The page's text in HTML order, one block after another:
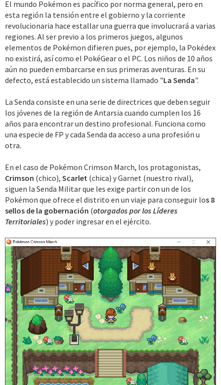
El mundo Pokémon es pacífico por norma general, pero en
esta región la tensión entre el gobierno y la corriente
revolucionaria hace estallar una guerra que involucrará a varias
regiones. Al ser previo a los primeros juegos, algunos
elementos de Pokémon difieren pues, por ejemplo, la Pokédex
no existirá, así como el PokéGear o el PC. Los niños de 10 años
aún no pueden embarcarse en sus primeras aventuras. En su
defecto, está establecido un sistema llamado "La Senda".
La Senda consiste en una serie de directrices que deben seguir
los jóvenes de la región de Antarsia cuando cumplen los 16
años para encontrar un destino profesional. Funciona como
una especie de FP y cada Senda da acceso a una profesión u
otra.
En el caso de Pokémon Crimson March, los protagonistas,
Crimson (chico), Scarlet (chica) y Garnet (nuestro rival),
siguen la Senda Militar que les exige partir con un de los
Pokémon que ofrece el distrito en un viaje para conseguir los 8
sellos de la gobernación (otorgados por los Líderes
Territoriales) y poder ingresar en el ejército.